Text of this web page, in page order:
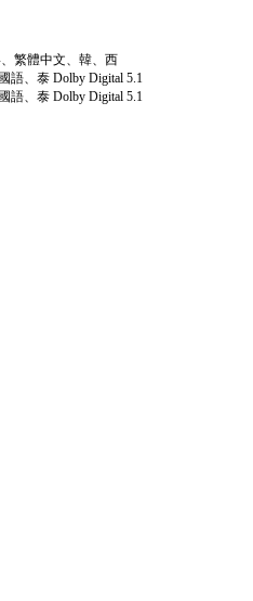
繁體中文、韓、西
語、泰 Dolby Digital 5.1
語、泰 Dolby Digital 5.1